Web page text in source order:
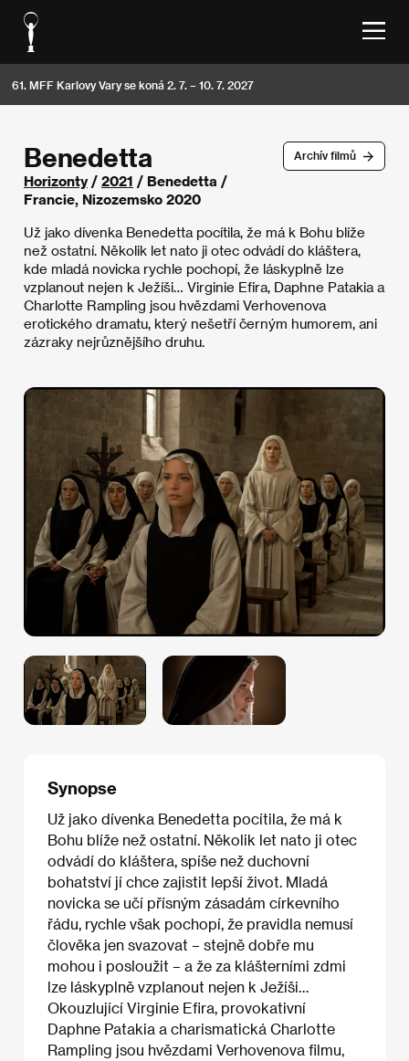
61. MFF Karlovy Vary se koná 2. 7. – 10. 7. 2027
Archív filmů
Benedetta
Horizonty/ 2021 / Benedetta /
Francie, Nizozemsko 2020
Už jako dívenka Benedetta pocítila, že má k Bohu blíže
než ostatní. Několik let nato ji otec odvádí do kláštera,
kde mladá novicka rychle pochopí, že láskyplně lze
vzplanout nejen k Ježíši… Virginie Efira, Daphne Patakia a
Charlotte Rampling jsou hvězdami Verhovenova
erotického dramatu, který nešetří černým humorem, ani
zázraky nejrůznějšího druhu.
Synopse
Už jako dívenka Benedetta pocítila, že má k
Bohu blíže než ostatní. Několik let nato ji otec
odvádí do kláštera, spíše než duchovní
bohatství jí chce zajistit lepší život. Mladá
novicka se učí přísným zásadám církevního
řádu, rychle však pochopí, že pravidla nemusí
člověka jen svazovat – stejně dobře mu
mohou i posloužit – a že za klášterními zdmi
lze láskyplně vzplanout nejen k Ježíši…
Okouzlující Virginie Efira, provokativní
Daphne Patakia a charismatická Charlotte
Rampling jsou hvězdami Verhovenova filmu,